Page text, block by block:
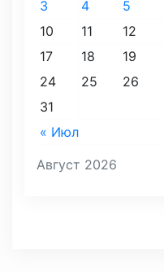
Август 2026
« Июл
3
4 5
10
11 12
17
18 19
24
25 26
31